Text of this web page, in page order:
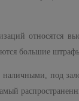
относятся
большие
под